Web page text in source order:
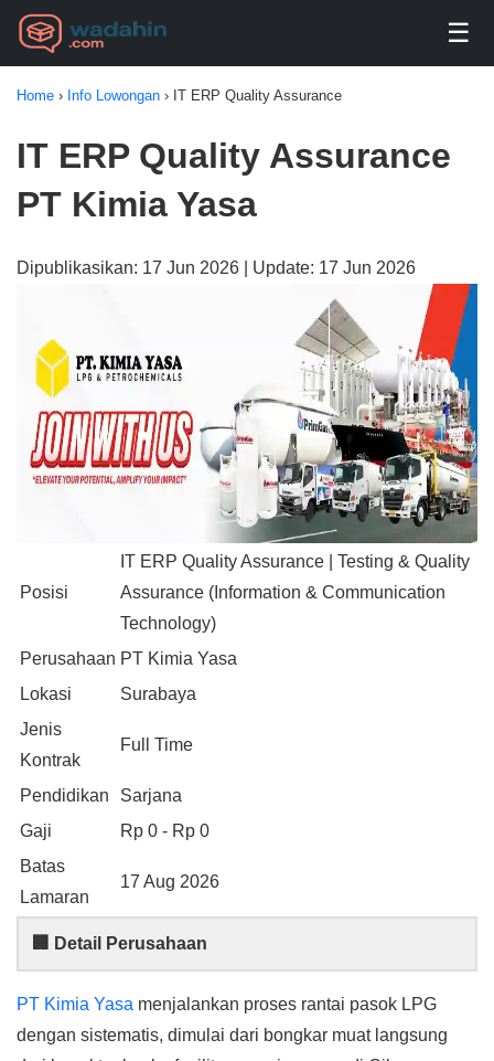
☰
Home › Info Lowongan › IT ERP Quality Assurance
IT ERP Quality Assurance
PT Kimia Yasa
Dipublikasikan: 17 Jun 2026 | Update: 17 Jun 2026
Posisi
IT ERP Quality Assurance | Testing & Quality
Assurance (Information & Communication
Technology)
Perusahaan PT Kimia Yasa
Lokasi
Surabaya
Jenis
Kontrak
Full Time
Pendidikan
Sarjana
Gaji
Rp 0 - Rp 0
Batas
Lamaran
17 Aug 2026
🏢 Detail Perusahaan
PT Kimia Yasa menjalankan proses rantai pasok LPG
dengan sistematis, dimulai dari bongkar muat langsung